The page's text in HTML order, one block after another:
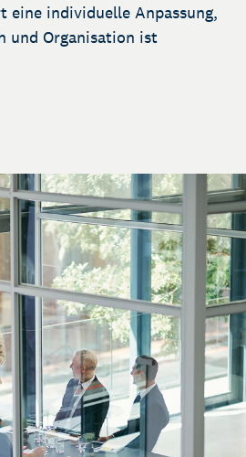
eine individuelle Anpassung,
und Organisation ist